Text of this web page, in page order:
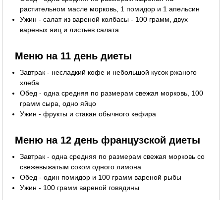
растительном масле морковь, 1 помидор и 1 апельсин
Ужин - салат из вареной колбасы - 100 грамм, двух
вареных яиц и листьев салата
Меню на 11 день диеты
Завтрак - несладкий кофе и небольшой кусок ржаного
хлеба
Обед - одна средняя по размерам свежая морковь, 100
грамм сыра, одно яйцо
Ужин - фрукты и стакан обычного кефира
Меню на 12 день французской диеты
Завтрак - одна средняя по размерам свежая морковь со
свежевыжатым соком одного лимона
Обед - один помидор и 100 грамм вареной рыбы
Ужин - 100 грамм вареной говядины